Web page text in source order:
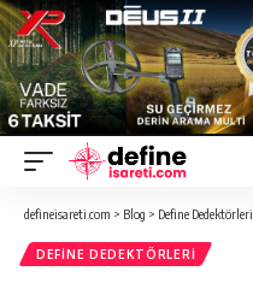
defineisareti.com > Blog > Define Dedektörleri
DEFINE DEDEKTÖRLERI